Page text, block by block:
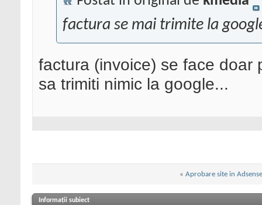
factura se mai trimite la
factura (invoice) se face doar
sa trimiti nimic la google...
« Aprobare site in Adsense
Informații subiect